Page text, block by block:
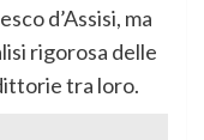
d’Assisi, ma
rigorosa delle
tra loro.